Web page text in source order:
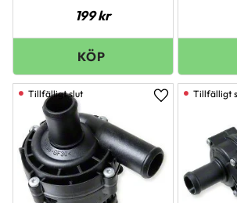
199kr
Lägg till i